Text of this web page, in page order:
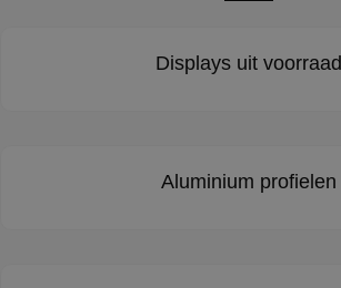
Displays uit voorraad
Aluminium profielen